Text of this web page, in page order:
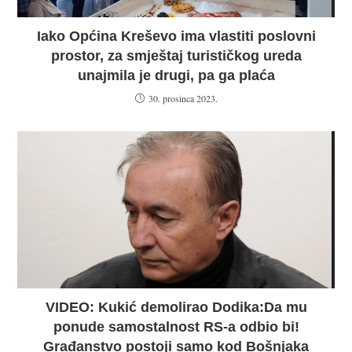
Iako Općina Kreševo ima vlastiti poslovni
prostor, za smještaj turističkog ureda
unajmila je drugi, pa ga plaća
30. prosinca 2023.
VIDEO: Kukić demolirao Dodika:Da mu
ponude samostalnost RS-a odbio bi!
Građanstvo postoji samo kod Bošnjaka